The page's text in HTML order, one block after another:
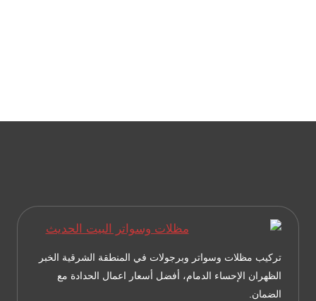
تركيب مظلات وسواتر وبرجولات في المنطقة الشرقية الخبر
الظهران الإحساء الدمام، أفضل أسعار اعمال الحدادة مع
الضمان.